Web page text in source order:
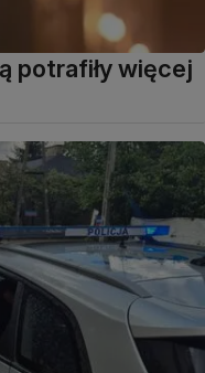
potrafiły więcej